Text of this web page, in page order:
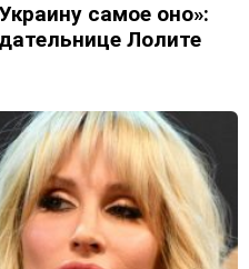
самое оно»:
Лолите